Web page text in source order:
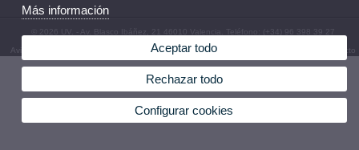
© 2026 UV. - Av. Blasco Ibáñez, 21 46010 Valencia. Teléfono: (+34) 96 398 39 27
Aviso legal Política privacidad|Cookies| Buzón de Contacto
Más información
Aceptar todo
Rechazar todo
Configurar cookies